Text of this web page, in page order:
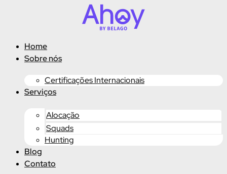
conteúdoHome
Sobre nós
Certificações Internacionais
Serviços
Alocação
Squads
Hunting
Blog
Contato